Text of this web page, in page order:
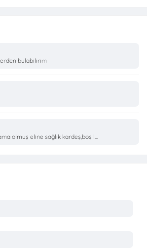
bulabilirim
olmuş eline sağlık kardeş,boş l...